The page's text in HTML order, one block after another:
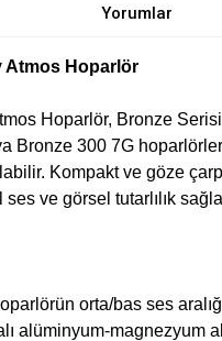
Yorumlar
Atmos Hoparlör
Hoparlör, Bronze
Bronze 300 7G
Kompakt ve göze
ve görsel tutarlılık
orta/bas ses
alüminyum-magnezyum